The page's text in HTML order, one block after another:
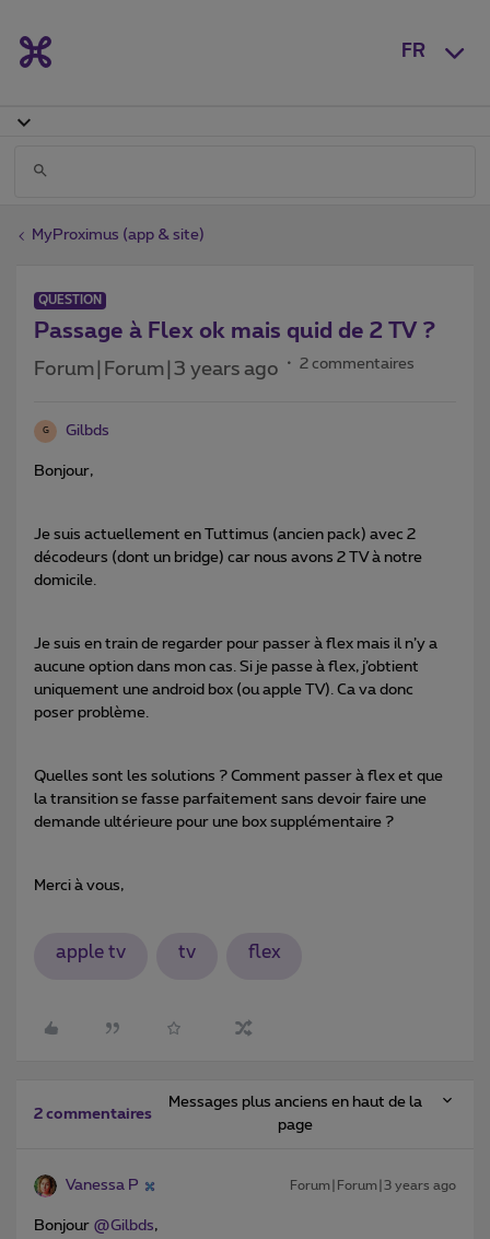
FR
MyProximus (app & site)
QUESTION
Passage à Flex ok mais quid de 2 TV ?
Forum|Forum|3 years ago 2 commentaires
G Gilbds
Bonjour,
Je suis actuellement en Tuttimus (ancien pack) avec 2
décodeurs (dont un bridge) car nous avons 2 TV à notre
domicile.
Je suis en train de regarder pour passer à flex mais il n’y a
aucune option dans mon cas. Si je passe à flex, j’obtient
uniquement une android box (ou apple TV). Ca va donc
poser problème.
Quelles sont les solutions ? Comment passer à flex et que
la transition se fasse parfaitement sans devoir faire une
demande ultérieure pour une box supplémentaire ?
Merci à vous,
apple tv tv flex
2 commentaires
Messages plus anciens en haut de la
page
Vanessa P Forum|Forum|3 years ago
Bonjour @Gilbds,